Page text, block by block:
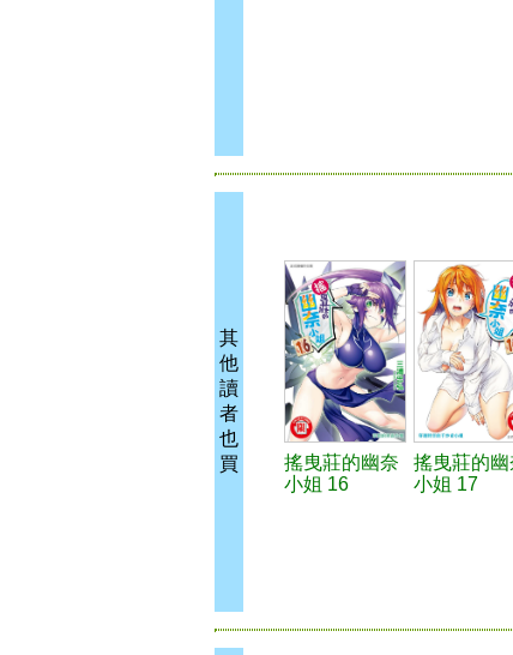
其
他
讀
者
也
買
搖曳莊的幽奈
小姐 16
搖曳莊的幽
小姐 17